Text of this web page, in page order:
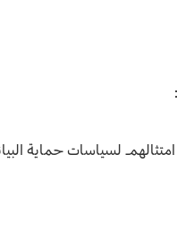
لسياسات حماية